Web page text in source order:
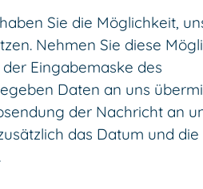
Sie die Möglichkeit,
Nehmen Sie diese
Eingabemaske des
Daten an uns
der Nachricht an
das Datum und die